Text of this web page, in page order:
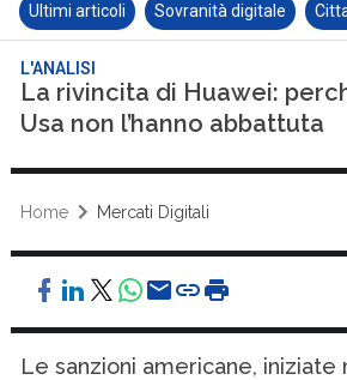
Ultimi articoli Sovranità digitale
L'ANALISI
La rivincita di Huawei:
Usa non l’hanno abbattuta
Home Mercati Digitali
Le sanzioni americane, iniziate